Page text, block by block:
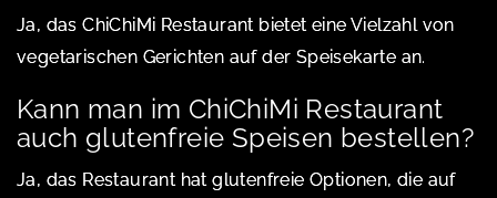
Ja, das ChiChiMi Restaurant bietet eine Vielzahl von
vegetarischen Gerichten auf der Speisekarte an.
Kann man im ChiChiMi Restaurant
auch glutenfreie Speisen bestellen?
Ja, das Restaurant hat glutenfreie Optionen, die auf